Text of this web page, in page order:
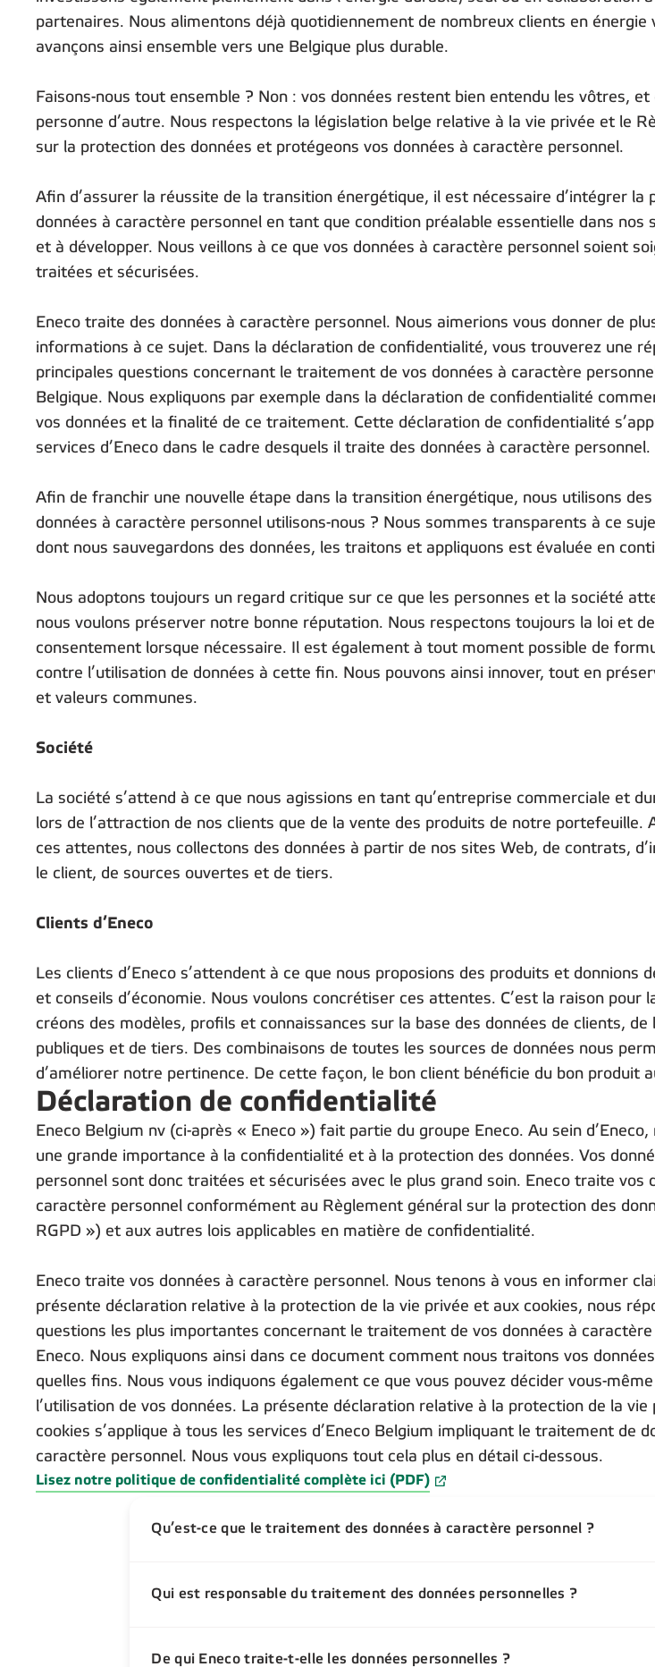
partenaires. Nous alimentons déjà quotidiennement de nombreux clients en
avançons ainsi ensemble vers une Belgique plus durable.
Faisons-nous tout ensemble ? Non : vos données restent bien entendu les vôtres, et
personne d’autre. Nous respectons la législation belge relative à la vie privée et le
sur la protection des données et protégeons vos données à caractère personnel.
Afin d’assurer la réussite de la transition énergétique, il est nécessaire d’intégrer la
données à caractère personnel en tant que condition préalable essentielle dans nos
et à développer. Nous veillons à ce que vos données à caractère personnel soient
traitées et sécurisées.
Eneco traite des données à caractère personnel. Nous aimerions vous donner de
informations à ce sujet. Dans la déclaration de confidentialité, vous trouverez une
principales questions concernant le traitement de vos données à caractère
Belgique. Nous expliquons par exemple dans la déclaration de confidentialité
vos données et la finalité de ce traitement. Cette déclaration de confidentialité
services d’Eneco dans le cadre desquels il traite des données à caractère personnel.
Afin de franchir une nouvelle étape dans la transition énergétique, nous utilisons des
données à caractère personnel utilisons-nous ? Nous sommes transparents à ce
dont nous sauvegardons des données, les traitons et appliquons est évaluée en
Nous adoptons toujours un regard critique sur ce que les personnes et la société
nous voulons préserver notre bonne réputation. Nous respectons toujours la loi et
consentement lorsque nécessaire. Il est également à tout moment possible de
contre l’utilisation de données à cette fin. Nous pouvons ainsi innover, tout en
et valeurs communes.
Société
La société s’attend à ce que nous agissions en tant qu’entreprise commerciale et
lors de l’attraction de nos clients que de la vente des produits de notre portefeuille.
ces attentes, nous collectons des données à partir de nos sites Web, de contrats,
le client, de sources ouvertes et de tiers.
Clients d’Eneco
Les clients d’Eneco s’attendent à ce que nous proposions des produits et donnions
et conseils d’économie. Nous voulons concrétiser ces attentes. C’est la raison pour
créons des modèles, profils et connaissances sur la base des données de clients, de
publiques et de tiers. Des combinaisons de toutes les sources de données nous
d’améliorer notre pertinence. De cette façon, le bon client bénéficie du bon produit
Déclaration de confidentialité
Eneco Belgium nv (ci-après « Eneco ») fait partie du groupe Eneco. Au sein d’Eneco,
une grande importance à la confidentialité et à la protection des données. Vos
personnel sont donc traitées et sécurisées avec le plus grand soin. Eneco traite vos
caractère personnel conformément au Règlement général sur la protection des
RGPD ») et aux autres lois applicables en matière de confidentialité.
Eneco traite vos données à caractère personnel. Nous tenons à vous en informer
présente déclaration relative à la protection de la vie privée et aux cookies, nous
questions les plus importantes concernant le traitement de vos données à
Eneco. Nous expliquons ainsi dans ce document comment nous traitons vos
quelles fins. Nous vous indiquons également ce que vous pouvez décider vous-
l’utilisation de vos données. La présente déclaration relative à la protection de la vie
cookies s’applique à tous les services d’Eneco Belgium impliquant le traitement de
caractère personnel. Nous vous expliquons tout cela plus en détail ci-dessous.
Lisez notre politique de confidentialité complète ici (PDF)
Qu’est-ce que le traitement des données à caractère personnel ?
Qui est responsable du traitement des données personnelles ?
De qui Eneco traite-t-elle les données personnelles ?